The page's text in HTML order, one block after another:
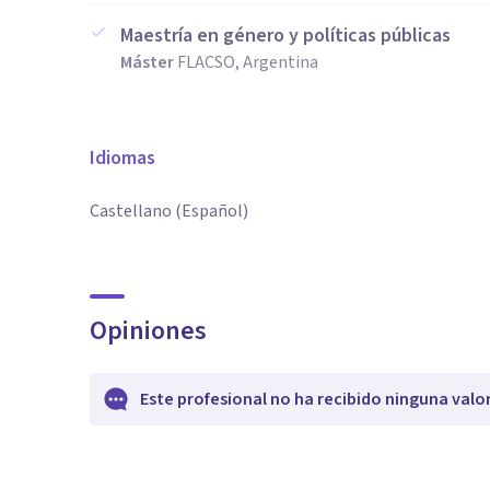
Maestría en género y políticas públicas
MásterFLACSO, Argentina
Idiomas
Castellano (Español)
Opiniones
Este profesional no ha recibido ninguna